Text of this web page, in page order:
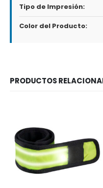
Tipo de Impresión:
Color del Producto:
PRODUCTOS